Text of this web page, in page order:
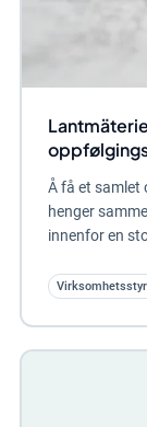
Å få et samlet
henger
innenfor en